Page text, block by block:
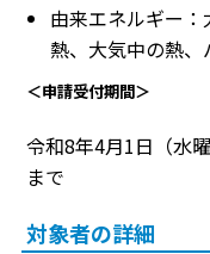
由来エネルギー
熱、大気中の熱
＜申請受付期間＞
令和8年4月1日（水
まで
対象者の詳細